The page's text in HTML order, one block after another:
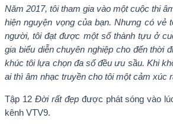
Năm 2017, tôi tham gia vào một cuộc thi
hiện nguyện vọng của bạn. Nhưng có vẻ
người, tôi đạt được một số thành tựu ở
gia biểu diễn chuyên nghiệp cho đến thời
khúc tôi lựa chọn đa số đều ưu sầu. Khi
ai thì âm nhạc truyền cho tôi một cảm xúc
Tập 12 Đời rất đẹpđược phát sóng vào
kênh VTV9.